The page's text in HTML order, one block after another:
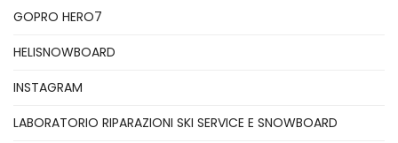
GOPRO HERO7
HELISNOWBOARD
INSTAGRAM
LABORATORIO RIPARAZIONI SKI SERVICE E SNOWBOARD